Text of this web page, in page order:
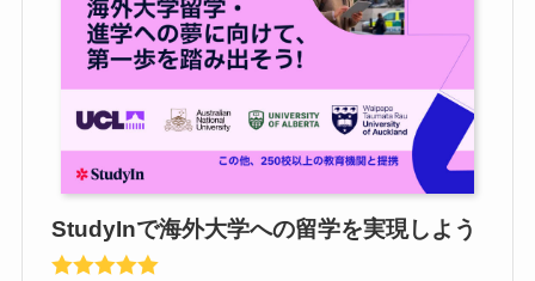
StudyInで海外大学への留学を実現しよう